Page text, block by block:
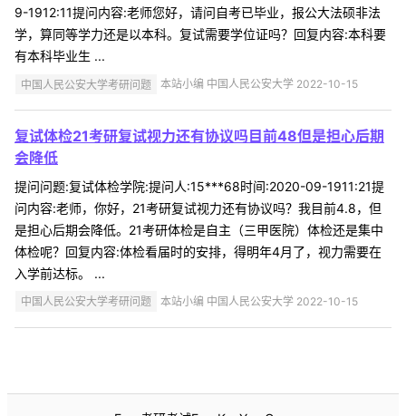
9-1912:11提问内容:老师您好，请问自考已毕业，报公大法硕非法
学，算同等学力还是以本科。复试需要学位证吗？回复内容:本科要
有本科毕业生 ...
中国人民公安大学考研问题 本站小编 中国人民公安大学 2022-10-15
复试体检21考研复试视力还有协议吗目前48但是担心后期
会降低
提问问题:复试体检学院:提问人:15***68时间:2020-09-1911:21提
问内容:老师，你好，21考研复试视力还有协议吗？我目前4.8，但
是担心后期会降低。21考研体检是自主（三甲医院）体检还是集中
体检呢？回复内容:体检看届时的安排，得明年4月了，视力需要在
入学前达标。 ...
中国人民公安大学考研问题 本站小编 中国人民公安大学 2022-10-15